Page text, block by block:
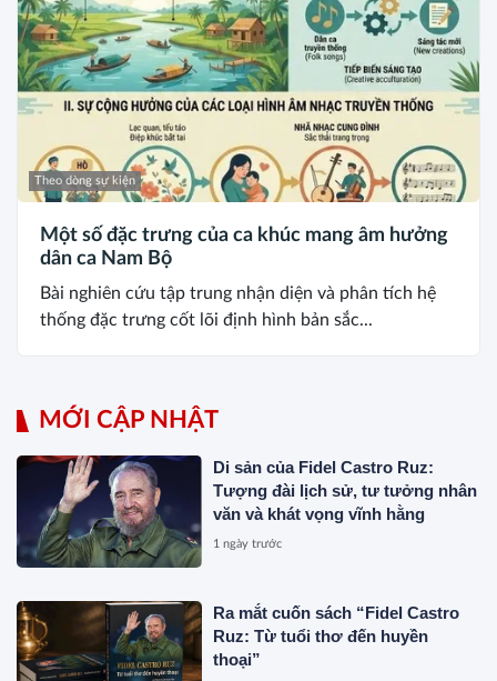
Theo dòng sự kiện
Một số đặc trưng của ca khúc mang âm hưởng
dân ca Nam Bộ
Bài nghiên cứu tập trung nhận diện và phân tích hệ
thống đặc trưng cốt lõi định hình bản sắc...
MỚI CẬP NHẬT
Di sản của Fidel Castro Ruz:
Tượng đài lịch sử, tư tưởng nhân
văn và khát vọng vĩnh hằng
1 ngày trước
Ra mắt cuốn sách “Fidel Castro
Ruz: Từ tuổi thơ đến huyền
thoại”